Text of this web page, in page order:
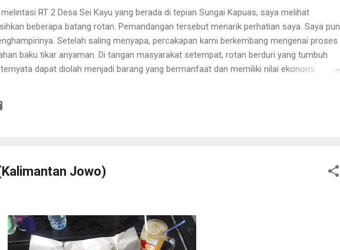
RT 2 Desa Sei Kayu yang berada di tepian Sungai Kapuas, saya melihat
beberapa batang rotan. Pemandangan tersebut menarik perhatian saya. Saya pun
Setelah saling menyapa, percakapan kami berkembang mengenai proses
baku tikar anyaman. Di tangan masyarakat setempat, rotan berduri yang tumbuh
dapat diolah menjadi barang yang bermanfaat dan memiliki nilai ekonomi.
sekitar sepuluh tahun. Rotan dikenal memiliki banyak duri sehingga tidak mudah
sebelum menarik rotan, duri-duri pada bagian batang yang akan dipegang harus
Jowo)